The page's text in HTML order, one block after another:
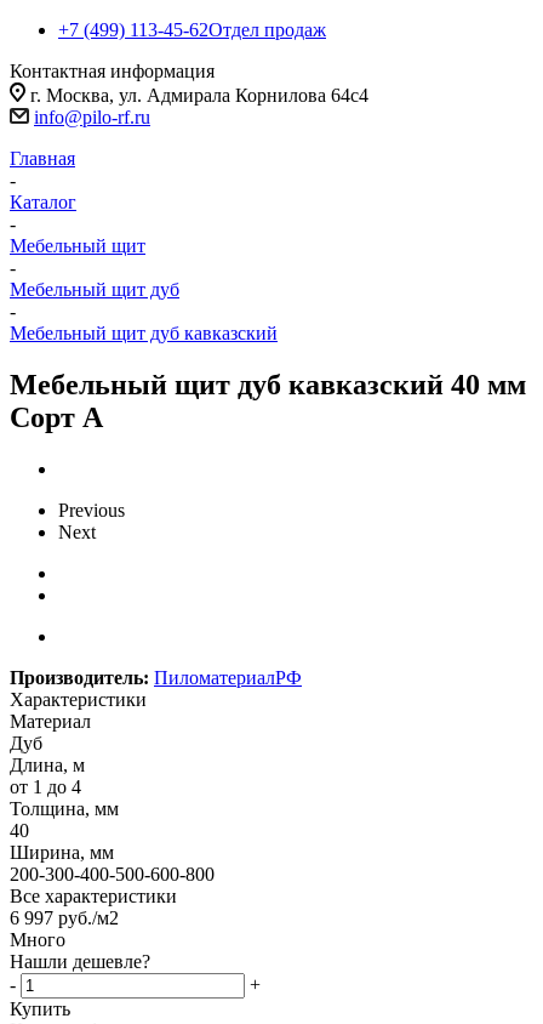
+7 (499) 113-45-62Отдел продаж
Контактная информация
г. Москва, ул. Адмирала Корнилова 64с4
info@pilo-rf.ru
Главная
-
Каталог
-
Мебельный щит
-
Мебельный щит дуб
-
Мебельный щит дуб кавказский
Мебельный щит дуб кавказский 40 мм
Сорт А
Previous
Next
Производитель: ПиломатериалРФ
Характеристики
Материал
Дуб
Длина, м
от 1 до 4
Толщина, мм
40
Ширина, мм
200-300-400-500-600-800
Все характеристики
6 997 руб./м2
Много
Нашли дешевле?
-
+
Купить